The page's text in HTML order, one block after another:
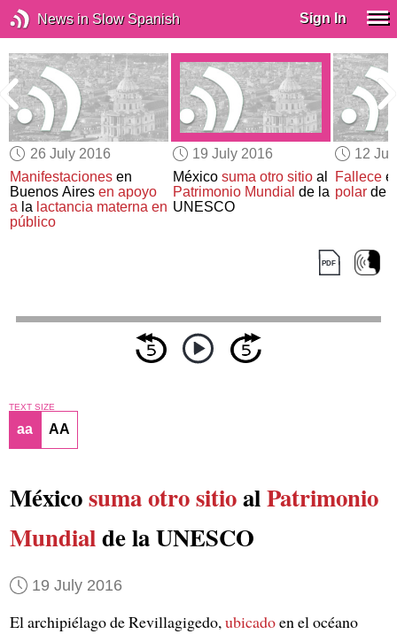
News in Slow Spanish Sign In
26 July 2016
Manifestaciones en
Buenos Airesen apoyo
a la lactancia materna en
público
19 July 2016
México suma otro sitioal
Patrimonio Mundial de la
UNESCO
12
Fallece
polarde
TEXT SIZE
aa AA
Méxicosuma otro sitioalPatrimonio
Mundialde la UNESCO
19 July 2016
El archipiélago de Revillagigedo,ubicadoen el océano